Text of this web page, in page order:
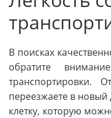
В поисках
обратите
транспортировки.
переезжаете в
клетку, которую